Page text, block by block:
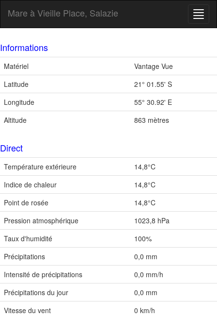
Mare à Vieille Place, Salazie
Informations
Matériel
Vantage Vue
Latitude
21° 01.55' S
Longitude
55° 30.92' E
Altitude
863 mètres
Direct
Température extérieure
14,8°C
Indice de chaleur
14,8°C
Point de rosée
14,8°C
Pression atmosphérique
1023,8 hPa
Taux d'humidité
100%
Précipitations
0,0 mm
Intensité de précipitations
0,0 mm/h
Précipitations du jour
0,0 mm
Vitesse du vent
0 km/h